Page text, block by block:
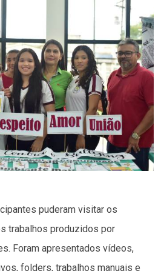
puderam visitar os
trabalhos produzidos por
Foram apresentados vídeos,
folders, trabalhos manuais e